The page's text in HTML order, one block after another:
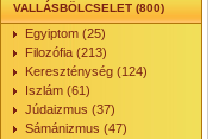
VALLÁSBÖLCSELET (800)
Egyiptom (25)
Filozófia (213)
Kereszténység (124)
Iszlám (61)
Júdaizmus (37)
Sámánizmus (47)